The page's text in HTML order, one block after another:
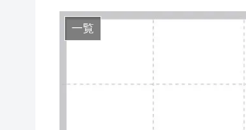
一覧